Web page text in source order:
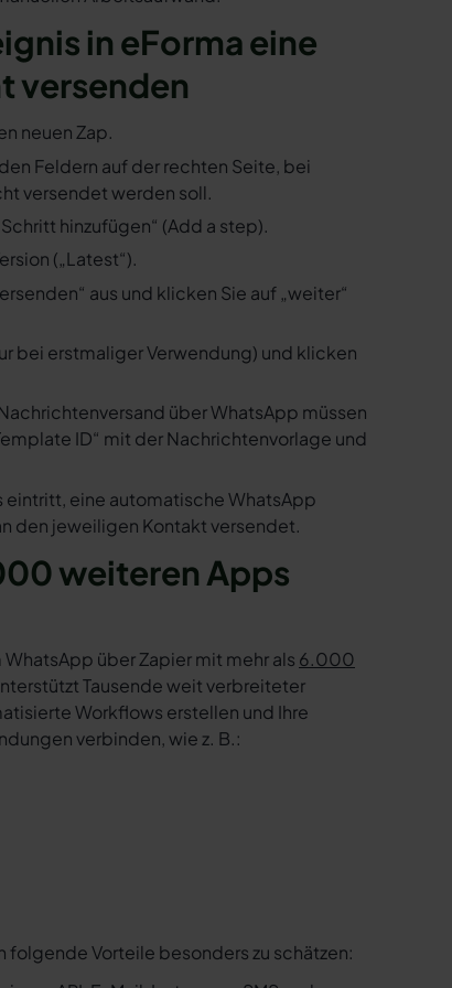
in eForma eine
versenden
neuen Zap.
Feldern auf der rechten Seite, bei
versendet werden soll.
hinzufügen“ (Add a step).
(„Latest“).
aus und klicken Sie auf „weiter“
bei erstmaliger Verwendung) und klicken
über WhatsApp müssen
ID“ mit der Nachrichtenvorlage und
eintritt, eine automatische WhatsApp
den jeweiligen Kontakt versendet.
weiteren Apps
über Zapier mit mehr als 6.000
Tausende weit verbreiteter
Workflows erstellen und Ihre
verbinden, wie z. B.:
Vorteile besonders zu schätzen: